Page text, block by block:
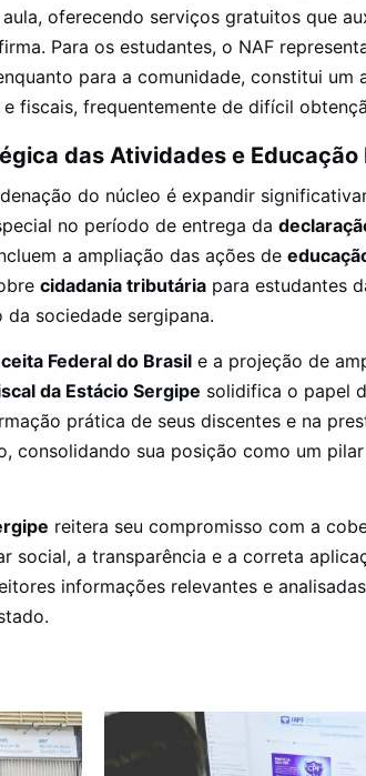
oferecendo serviços gratuitos que
Para os estudantes, o NAF
para a comunidade, constitui um
fiscais, frequentemente de difícil
das Atividades e Educação
do núcleo é expandir
no período de entrega da
a ampliação das ações de
cidadania tributária para estudantes
sociedade sergipana.
Federal do Brasil e a projeção de
da Estácio Sergipe solidifica o papel
prática de seus discentes e na
consolidando sua posição como um
reitera seu compromisso com a
social, a transparência e a correta
informações relevantes e